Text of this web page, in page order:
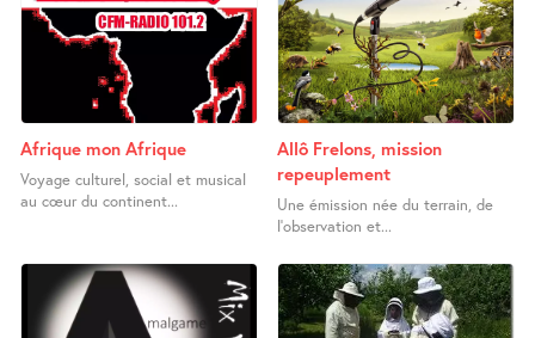
Afrique mon Afrique
Voyage culturel, social et musical
au cœur du continent...
Allô Frelons, mission
repeuplement
Une émission née du terrain, de
l’observation et...